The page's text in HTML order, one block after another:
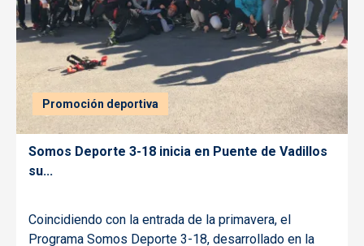
Promoción deportiva
Somos Deporte 3-18 inicia en Puente de Vadillos
su...
Coincidiendo con la entrada de la primavera, el
Programa Somos Deporte 3-18, desarrollado en la